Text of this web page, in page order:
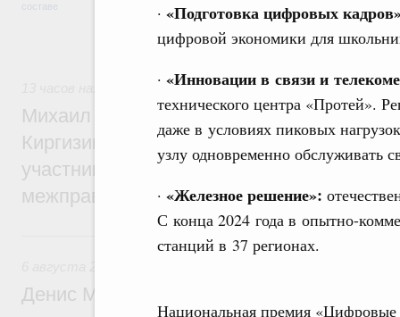
· «Подготовка цифровых
цифровой экономики для
· «Инновации в связи и
технического центра «Протей».
даже в условиях пиковых
узлу одновременно обслуживать
· «Железное решение»:
С конца 2024 года в опытно-
станций в 37 регионах.
Национальная премия
обеспечение продовольственной
рынка.
Евразийский экономический союз.
Михаил Мишустин принял участие во
Киргизии Садыра Жапарова с главами
участников заседания Евразийского
межправительственного совета
Денис Мантуров провёл заседание